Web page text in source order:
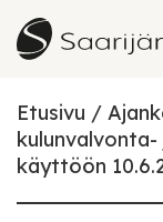
Skip to content
Etusivu
käyttöön